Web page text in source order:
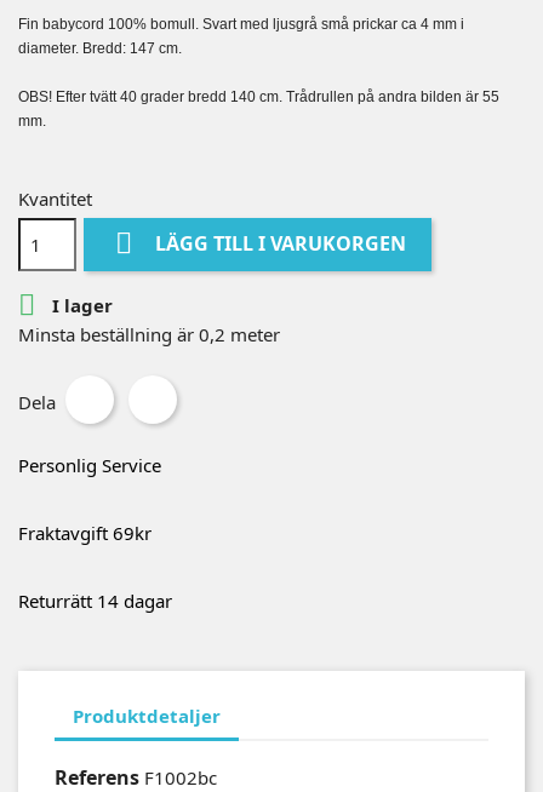
Fin babycord 100% bomull. Svart med ljusgrå små prickar ca 4 mm i
diameter. Bredd: 147 cm.
OBS! Efter tvätt 40 grader bredd 140 cm. Trådrullen på andra bilden är 55
mm.
Kvantitet
 LÄGG TILL I VARUKORGEN

I lager
Minsta beställning är 0,2 meter
Dela
Personlig Service
Fraktavgift 69kr
Returrätt 14 dagar
Produktdetaljer
Referens F1002bc